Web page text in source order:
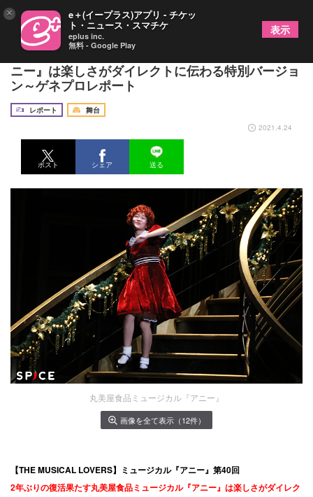
2年ぶりの復活果たす丸美屋食品ミュージカル『ア
ニー』は楽しさがダイレクトに伝わる特別バージョ
ン～ゲネプロレポート
レポート
舞台
2021.4.24
ポスト シェア 送る
丸美屋食品ミュージカル『アニー』
画像を全て表示（12件）
【THE MUSICAL LOVERS】ミュージカル『アニー』第40回
2年ぶりの復活果たす丸美屋食品ミュージカル『アニー』は楽しさがダイレク
× e＋(イープラス)アプリ - チケッ
ト・ニュース・スマチケ
eplus inc.
無料 - Google Play
表示